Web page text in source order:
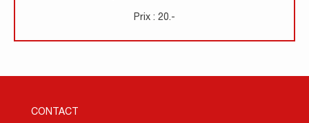
Prix : 20.-
CONTACT